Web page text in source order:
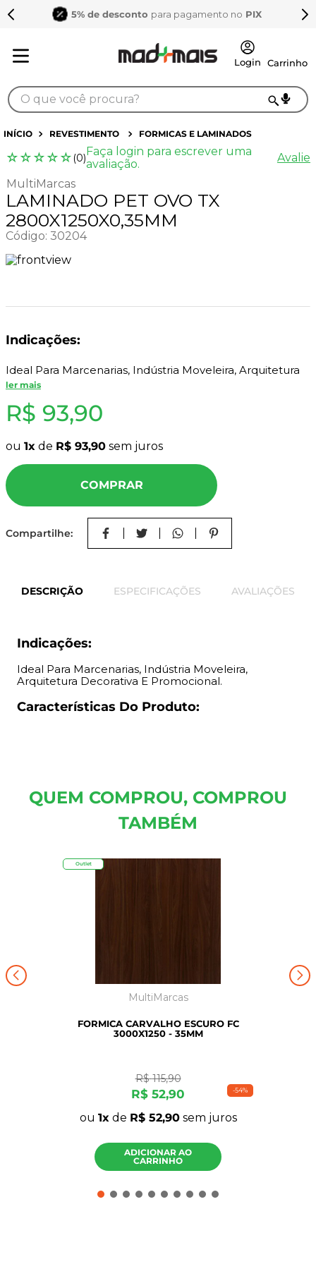
5% de desconto para pagamento no PIX
O que você procura?
REVESTIMENTO FORMICAS E LAMINADOS
☆☆☆☆☆ (0) Faça login para escrever uma
avaliação.
Avalie
MultiMarcas
LAMINADO PET OVO TX
2800X1250X0,35MM
Código: 30204
Indicações:
Ideal Para Marcenarias, Indústria Moveleira, Arquitetura
Decorativa E Promocional.
Características Do Produto:
ler mais
R$ 93,90
ou 1 de R$ 93,90 sem juros
COMPRAR
Compartilhe:
DESCRIÇÃO ESPECIFICAÇÕES AVALIAÇÕES
Indicações:
Ideal Para Marcenarias, Indústria Moveleira,
Arquitetura Decorativa E Promocional.
Características Do Produto:
QUEM COMPROU, COMPROU
TAMBÉM
-54%
Outlet
MultiMarcas
FORMICA CARVALHO ESCURO FC
3000X1250 - 35MM
R$ 115,90
R$ 52,90
ou 1 de R$ 52,90sem juros
ADICIONAR AO
CARRINHO
TERMOS MAIS BUSCADOS
1º
sarrafo
2º
compensados
3º
compensado naval
4º
napa
mdf 15mm
pinus
10º carpete